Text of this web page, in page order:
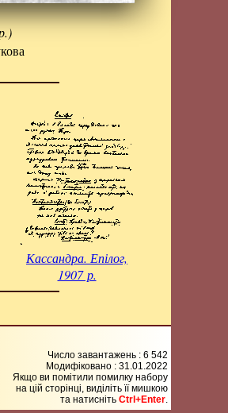
Кассандра. Епілог,
1907 р.
Число завантажень : 6 542
Модифіковано : 31.01.2022
Якщо ви помітили помилку набору
на цiй сторiнцi, видiлiть її мишкою
та натисніть Ctrl+Enter.